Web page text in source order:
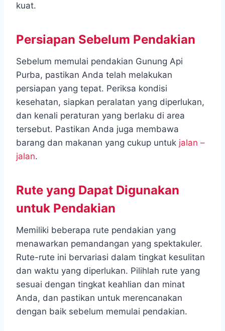
kuat.
Persiapan Sebelum Pendakian
Sebelum memulai pendakian Gunung Api
Purba, pastikan Anda telah melakukan
persiapan yang tepat. Periksa kondisi
kesehatan, siapkan peralatan yang diperlukan,
dan kenali peraturan yang berlaku di area
tersebut. Pastikan Anda juga membawa
barang dan makanan yang cukup untuk jalan –
jalan.
Rute yang Dapat Digunakan
untuk Pendakian
Memiliki beberapa rute pendakian yang
menawarkan pemandangan yang spektakuler.
Rute-rute ini bervariasi dalam tingkat kesulitan
dan waktu yang diperlukan. Pilihlah rute yang
sesuai dengan tingkat keahlian dan minat
Anda, dan pastikan untuk merencanakan
dengan baik sebelum memulai pendakian.